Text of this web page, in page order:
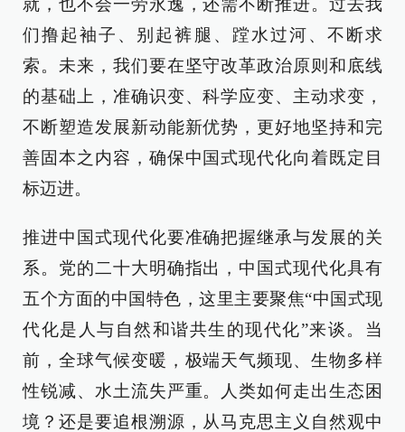
们撸起袖子、别起裤腿、蹚水过河、不断求
索。未来，我们要在坚守改革政治原则和底线
的基础上，准确识变、科学应变、主动求变，
不断塑造发展新动能新优势，更好地坚持和完
善固本之内容，确保中国式现代化向着既定目
标迈进。
推进中国式现代化要准确把握继承与发展的关
系。党的二十大明确指出，中国式现代化具有
五个方面的中国特色，这里主要聚焦“中国式现
代化是人与自然和谐共生的现代化”来谈。当
前，全球气候变暖，极端天气频现、生物多样
性锐减、水土流失严重。人类如何走出生态困
境？还是要追根溯源，从马克思主义自然观中